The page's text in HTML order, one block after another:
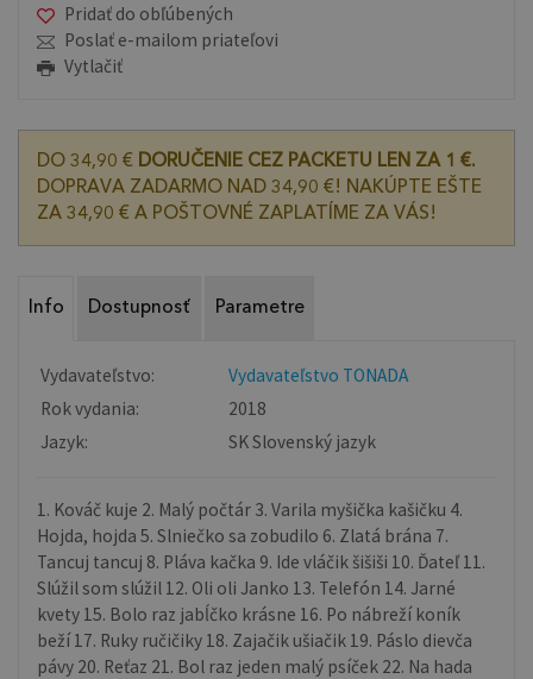
Pridať do obľúbených
Poslať e-mailom priateľovi
Vytlačiť
DO 34,90 € DORUČENIE CEZ PACKETU LEN ZA 1 €.
DOPRAVA ZADARMO NAD 34,90 €! NAKÚPTE EŠTE
ZA 34,90 € A POŠTOVNÉ ZAPLATÍME ZA VÁS!
Info Dostupnosť Parametre
Vydavateľstvo:
Vydavateľstvo TONADA
Rok vydania:
2018
Jazyk:
SK Slovenský jazyk
1. Kováč kuje 2. Malý počtár 3. Varila myšička kašičku 4.
Hojda, hojda 5. Slniečko sa zobudilo 6. Zlatá brána 7.
Tancuj tancuj 8. Pláva kačka 9. Ide vláčik šišiši 10. Ďateľ 11.
Slúžil som slúžil 12. Oli oli Janko 13. Telefón 14. Jarné
kvety 15. Bolo raz jabĺčko krásne 16. Po nábreží koník
beží 17. Ruky ručičiky 18. Zajačik ušiačik 19. Páslo dievča
pávy 20. Reťaz 21. Bol raz jeden malý psíček 22. Na hada